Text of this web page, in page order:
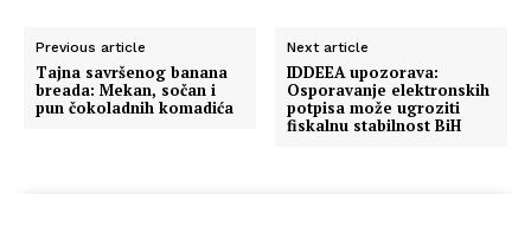
Previous article
Tajna savršenog banana
breada: Mekan, sočan i
pun čokoladnih komadića
Next article
IDDEEA upozorava:
Osporavanje elektronskih
potpisa može ugroziti
fiskalnu stabilnost BiH